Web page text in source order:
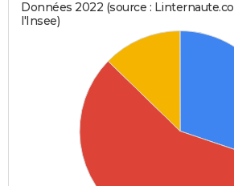
Données 2022 (source :
l'Insee)